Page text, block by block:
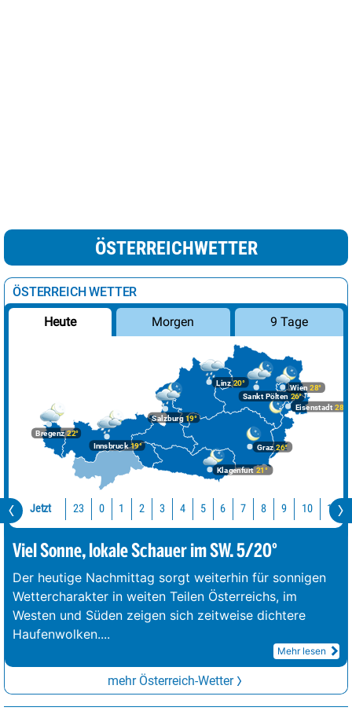
ÖSTERREICHWETTER
ÖSTERREICH WETTER
Heute Morgen 9 Tage
Bregenz22°
Graz26°
Innsbruck19°
Klagenfurt 21°
Linz20°
Salzburg19°
Wien 28°
Eisenstadt 28°
Sankt Pölten 26°
Jetzt 23 0 1 2 3 4 5 6 7 8 9 10 11
Viel Sonne, lokale Schauer im SW. 5/20°
Der heutige Nachmittag sorgt weiterhin für sonnigen
Wettercharakter in weiten Teilen Österreichs, im
Westen und Süden zeigen sich zeitweise dichtere
Haufenwolken....
Mehr lesen
mehr Österreich-Wetter